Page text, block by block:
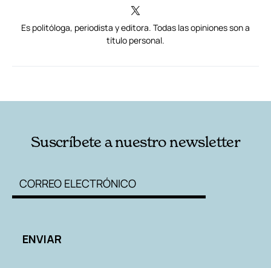
Es politóloga, periodista y editora. Todas las opiniones son a
título personal.
Suscríbete a nuestro newsletter